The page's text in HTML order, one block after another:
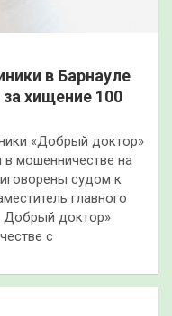
в Барнауле
хищение 100
«Добрый доктор»
мошенничестве на
судом к
главного
Добрый доктор»
с